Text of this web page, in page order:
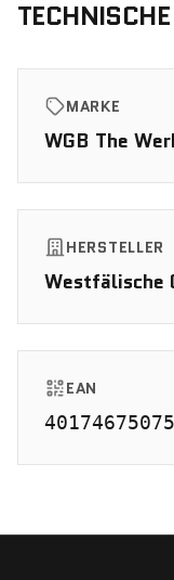
MARKE
WGB The
HERSTELLER
Westfälische
EAN